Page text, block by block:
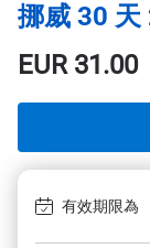
挪威 30 天
EUR31.00
有效期限為